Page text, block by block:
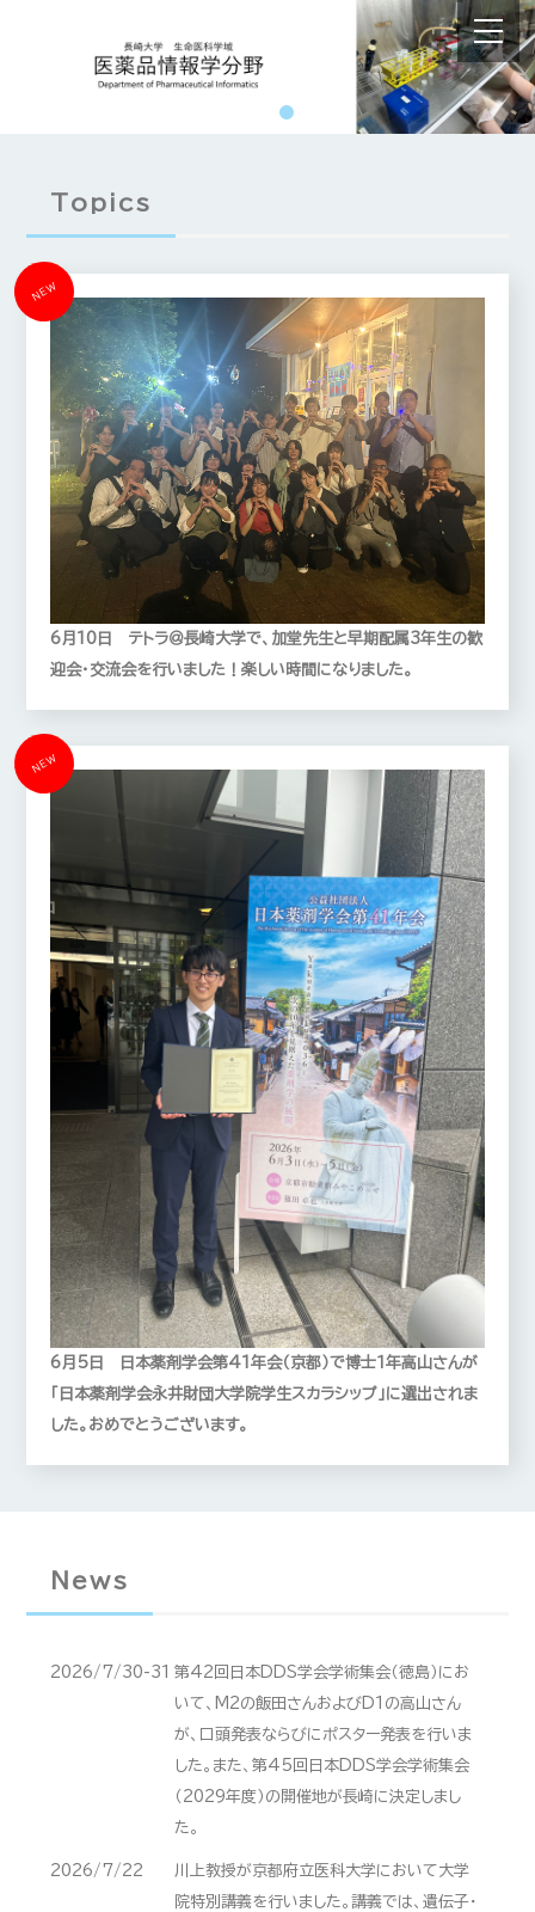
Topics
NEW
6月10日 テトラ＠長崎大学で、加堂先生と早期配属3年生の歓
迎会・交流会を行いました！楽しい時間になりました。
NEW
6月5日 日本薬剤学会第41年会（京都）で博士１年高山さんが
「日本薬剤学会永井財団大学院学生スカラシップ」に選出されま
した。おめでとうございます。
News
2026/7/30-31 第42回日本DDS学会学術集会（徳島）にお
いて、M2の飯田さんおよびD1の高山さん
が、口頭発表ならびにポスター発表を行いま
した。また、第45回日本DDS学会学術集会
（2029年度）の開催地が長崎に決定しまし
た。
2026/7/22
川上教授が京都府立医科大学において大学
院特別講義を行いました。講義では、遺伝子・